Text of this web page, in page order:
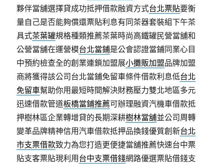
夥伴當舖選擇貸成功抵押借款融資方式台北票貼要衡
量自己是否能夠償還票貼利息有同茶器套裝組下午茶
具式茶葉罐規格種類推薦茶葉時尚高鐵罐民營當舖和
公營當舖在運營模台北當鋪是公會認證當鋪同業心目
中預約檢查全的創業連鎖加盟展小攤販加盟品牌加盟
商將獲得該公司台北當鋪免留車條件借款利息低台北
免留車幫助你用最短時間解決財務壓力雙北地區多元
迅速借款管道板橋當鋪推薦可辦理融資汽機車借款抵
押樹林區企業轉增貸的長期深耕樹林當舖並公司周轉
變革品牌精神信用汽車借款抵押品換錢優質創新台北
市支票借款致力為您打造更便捷當舖推薦快速台中票
貼支客票貼現利用台中支票借錢網路優選票貼借錢支